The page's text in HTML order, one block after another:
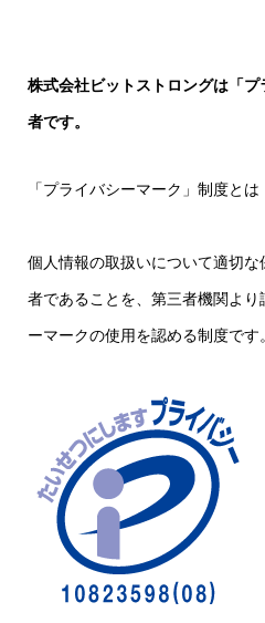
株式会社ビットストロングは「
者です。
「プライバシーマーク」制度とは
個人情報の取扱いについて適切
者であることを、第三者機関よ
ーマークの使用を認める制度です。